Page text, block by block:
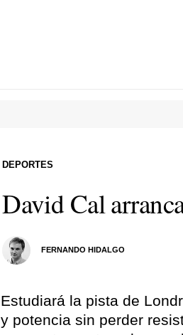
David Cal
FERNANDO HIDALGO
DEPORTES
Estudiará la pista de
y potencia sin perder